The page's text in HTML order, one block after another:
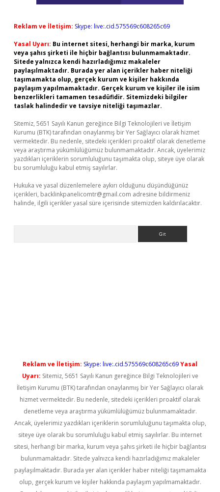
Reklam ve İletişim: Skype: live:.cid.575569c608265c69
Yasal Uyarı: Bu internet sitesi, herhangi bir marka, kurum
veya şahıs şirketi ile hiçbir bağlantısı bulunmamaktadır.
Sitede yalnızca kendi hazırladığımız makaleler
paylaşılmaktadır. Burada yer alan içerikler haber niteliği
taşımamakta olup, gerçek kurum ve kişiler hakkında
paylaşım yapılmamaktadır. Gerçek kurum ve kişiler ile isim
benzerlikleri tamamen tesadüfidir. Sitemizdeki bilgiler
taslak halindedir ve tavsiye niteliği taşımazlar.
Sitemiz, 5651 Sayılı Kanun gereğince Bilgi Teknolojileri ve İletişim
Kurumu (BTK) tarafından onaylanmış bir Yer Sağlayıcı olarak hizmet
vermektedir. Bu nedenle, sitedeki içerikleri proaktif olarak denetleme
veya araştırma yükümlülüğümüz bulunmamaktadır. Ancak, üyelerimiz
yazdıkları içeriklerin sorumluluğunu taşımakta olup, siteye üye olarak
bu sorumluluğu kabul etmiş sayılırlar.
Hukuka ve yasal düzenlemelere aykırı olduğunu düşündüğünüz
içerikleri, backlinkpanelicomtr@gmail.com adresine bildirmeniz
halinde, ilgili içerikler yasal süre içerisinde sitemizden kaldırılacaktır.
Reklam ve İletişim: Skype: live:.cid.575569c608265c69Yasal
Uyarı: Sitemiz, 5651 Sayılı Kanun gereğince Bilgi Teknolojileri ve
İletişim Kurumu (BTK) tarafından onaylanmış bir Yer Sağlayıcı olarak
hizmet vermektedir. Bu nedenle, sitedeki içerikleri proaktif olarak
denetleme veya araştırma yükümlülüğümüz bulunmamaktadır.
Ancak, üyelerimiz yazdıkları içeriklerin sorumluluğunu taşımakta olup,
siteye üye olarak bu sorumluluğu kabul etmiş sayılırlar. Bu internet
sitesi, herhangi bir marka, kurum veya şahıs şirketi ile hiçbir bağlantısı
bulunmamaktadır. Sitede yalnızca kendi hazırladığımız makaleler
paylaşılmaktadır. Burada yer alan içerikler haber niteliği taşımamakta
olup, gerçek kurum ve kişiler hakkında paylaşım yapılmamaktadır.